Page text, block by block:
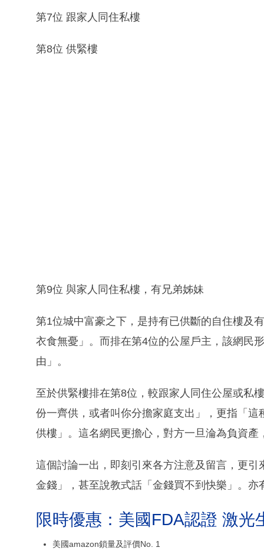
第7位 跟家人同住私樓
第8位 供緊樓
第9位 與家人同住私樓，有兄弟姊妹
第1位城中富豪之下，是持有已供斷的自住樓及
衣食無憂」。而排在第4位的公屋戶主，該網民
由」。
至於供緊樓排在第8位，較跟家人同住公屋或私
份一齊供，或者叫你分擔家庭支出」，更指「
供樓」。這名網民更擔心，對方一旦淪為負資產
這個討論一出，即刻引來各方注意及留言，更
金錢」，甚至說教式話「金錢買不到快樂」。
限時優惠：美國FDA認證 激光
美國amazon鎖量及評價No. 1